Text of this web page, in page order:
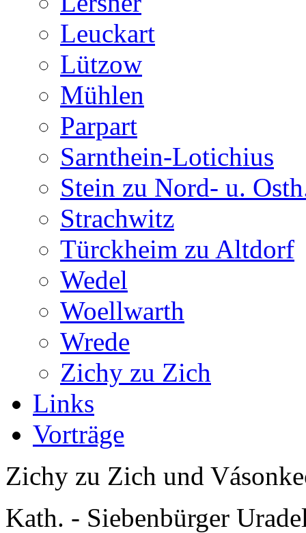
Leuckart
Lützow
Mühlen
Parpart
Sarnthein-Lotichius
Stein zu Nord- u.
Strachwitz
Türckheim zu Altdorf
Wedel
Woellwarth
Wrede
Zichy zu Zich
Links
Vorträge
Zichy zu Zich und
Kath. - Siebenbürger